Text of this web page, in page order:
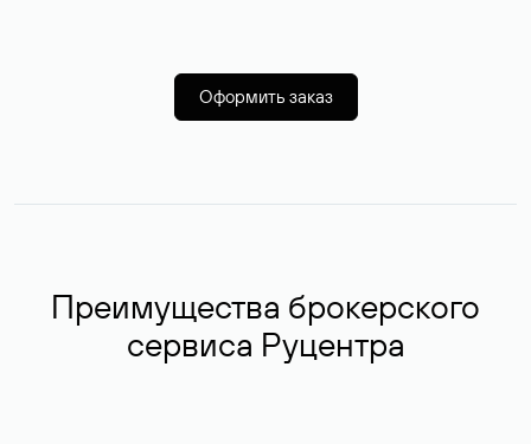
Оформить заказ
Преимущества брокерского
сервиса Руцентра